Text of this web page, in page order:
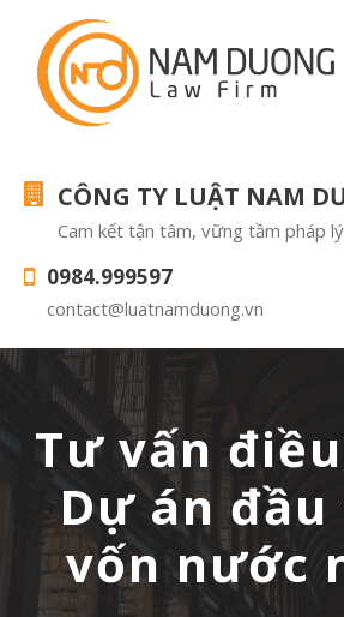
CÔNG TY LUẬT NAM
Cam kết tận tâm, vững tầm pháp lý
0984.999597
contact@luatnamduong.vn
Tư vấn
Dự án
vốn nước